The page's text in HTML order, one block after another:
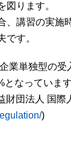
図ります。
、講習の実施
です。
業単独型の受
なっています
財団法人 国
)